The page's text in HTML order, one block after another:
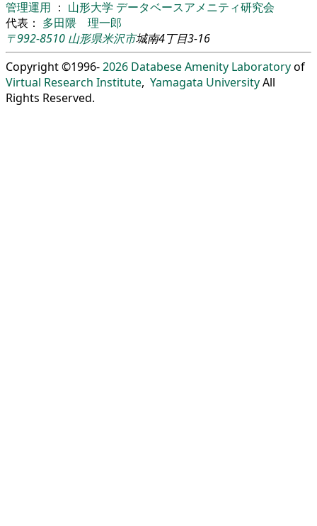
管理運用 ： 山形大学 データベースアメニティ研究会
代表： 多田隈 理一郎
〒992-8510 山形県米沢市城南4丁目3-16
Copyright ©1996-2026 Databese Amenity Laboratoryof
Virtual Research Institute, Yamagata UniversityAll
Rights Reserved.